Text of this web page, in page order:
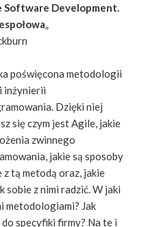
Software Development.
poświęcona metodologii
inżynierii
Dzięki niej
się czym jest Agile, jakie
zwinnego
jakie są sposoby
z tą metodą oraz, jakie
sobie z nimi radzić. W jaki
metodologiami? Jak
specyfiki firmy? Na te i